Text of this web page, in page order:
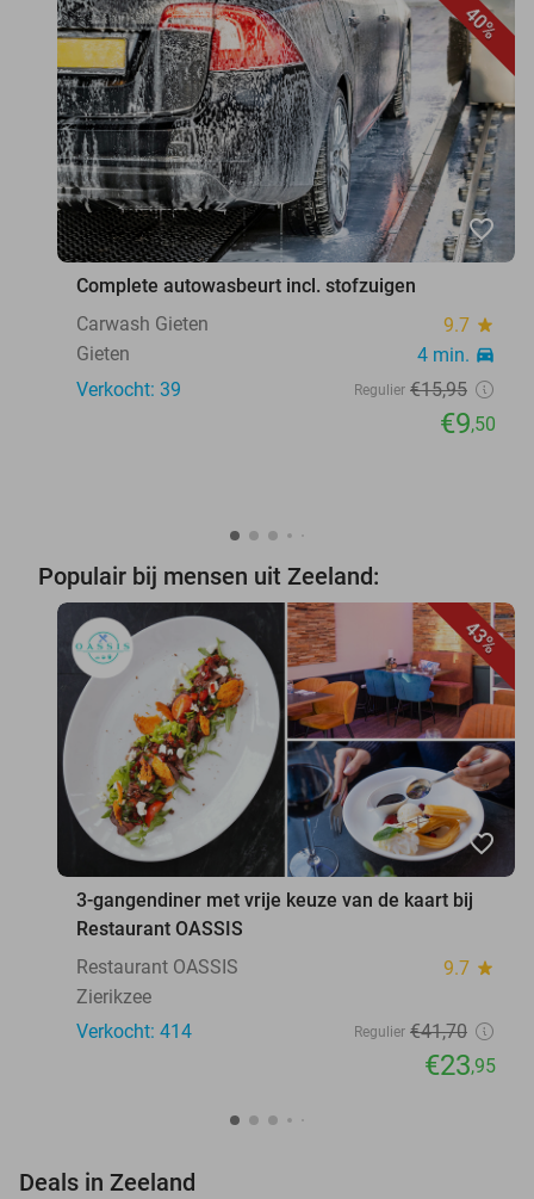
40%
favorite_border
Complete autowasbeurt incl. stofzuigen
Carwash Gieten
9.7 star
Gieten 4 min. directions_car
Verkocht: 39 Regulier €15,95
€9,50
Populair bij mensen uit Zeeland:
43%
favorite_border
3-gangendiner met vrije keuze van de kaart bij
Restaurant OASSIS
Restaurant OASSIS
9.7 star
Zierikzee
Verkocht: 414
Regulier €41,70
€23,95
Deals in Zeeland